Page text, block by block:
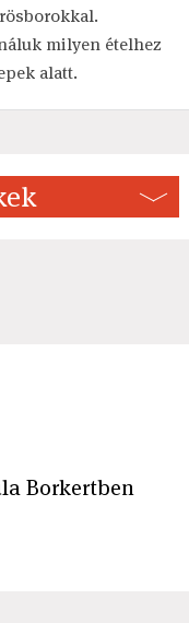
milyen ételhez
alatt.
Borkertben